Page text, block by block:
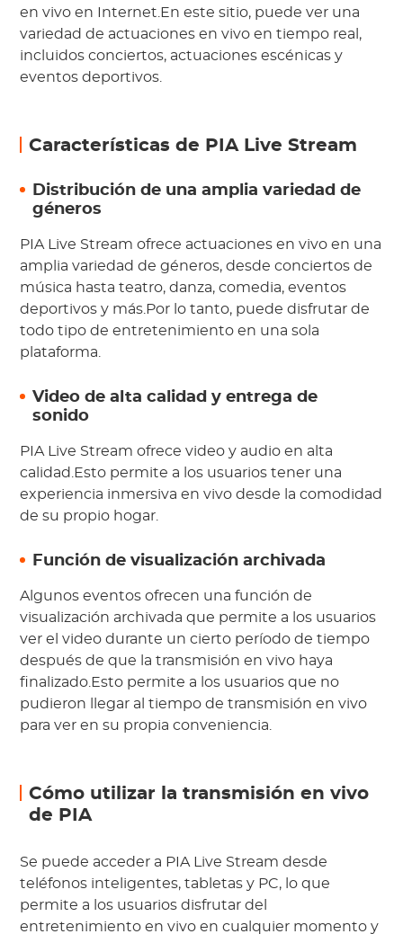
en vivo en Internet.En este sitio, puede ver una
variedad de actuaciones en vivo en tiempo real,
incluidos conciertos, actuaciones escénicas y
eventos deportivos.
Características de PIA Live Stream
Distribución de una amplia variedad de
géneros
PIA Live Stream ofrece actuaciones en vivo en una
amplia variedad de géneros, desde conciertos de
música hasta teatro, danza, comedia, eventos
deportivos y más.Por lo tanto, puede disfrutar de
todo tipo de entretenimiento en una sola
plataforma.
Video de alta calidad y entrega de
sonido
PIA Live Stream ofrece video y audio en alta
calidad.Esto permite a los usuarios tener una
experiencia inmersiva en vivo desde la comodidad
de su propio hogar.
Función de visualización archivada
Algunos eventos ofrecen una función de
visualización archivada que permite a los usuarios
ver el video durante un cierto período de tiempo
después de que la transmisión en vivo haya
finalizado.Esto permite a los usuarios que no
pudieron llegar al tiempo de transmisión en vivo
para ver en su propia conveniencia.
Cómo utilizar la transmisión en vivo
de PIA
Se puede acceder a PIA Live Stream desde
teléfonos inteligentes, tabletas y PC, lo que
permite a los usuarios disfrutar del
entretenimiento en vivo en cualquier momento y